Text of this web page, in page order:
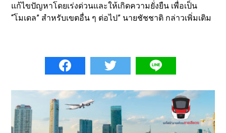
แก้ไขปัญหาโดยเร่งด่วนและให้เกิดความยั่งยืน เพื่อเป็น
“โมเดล” สำหรับเขตอื่น ๆ ต่อไป” นายชัชชาติ กล่าวเพิ่มเติม